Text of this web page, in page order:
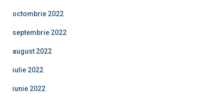
octombrie 2022
septembrie 2022
august 2022
iulie 2022
iunie 2022